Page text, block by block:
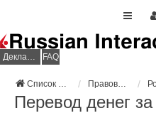
Декларация НДФЛ FAQ
Список форумов Правовое регулирование
Перевод денег